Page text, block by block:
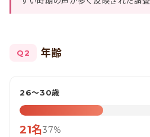
Q2 年齢
26〜30歳
21名37%